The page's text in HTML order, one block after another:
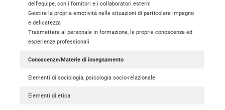
dell’equipe, con i fornitori e i collaboratori esterni
Gestire la propria emotività nelle situazioni di particolare impegno
e delicatezza
Trasmettere al personale in formazione, le proprie conoscenze ed
esperienze professionali
Conoscenze/Materie di insegnamento
Elementi di sociologia, psicologia socio-relazionale
Elementi di etica